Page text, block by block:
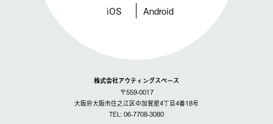
iOS Android
株式会社アウティングスペース
〒559-0017
大阪府大阪市住之江区中加賀屋4丁目4番18号
TEL: 06-7708-3080